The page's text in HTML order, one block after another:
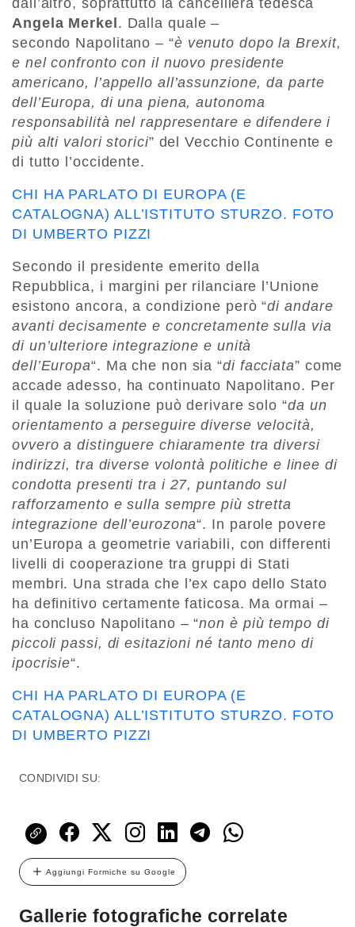
dall’altro, soprattutto la cancelliera tedesca
Angela Merkel . Dalla quale –
secondo Napolitano – “è venuto dopo la Brexit,
e nel confronto con il nuovo presidente
americano, l’appello all’assunzione, da parte
dell’Europa, di una piena, autonoma
responsabilità nel rappresentare e difendere i
più alti valori storici” del Vecchio Continente e
di tutto l’occidente.
CHI HA PARLATO DI EUROPA (E
CATALOGNA) ALL’ISTITUTO STURZO. FOTO
DI UMBERTO PIZZI
Secondo il presidente emerito della
Repubblica, i margini per rilanciare l’Unione
esistono ancora, a condizione però “di andare
avanti decisamente e concretamente sulla via
di un’ulteriore integrazione e unità
dell’Europa“. Ma che non sia “di facciata” come
accade adesso, ha continuato Napolitano. Per
il quale la soluzione può derivare solo “da un
orientamento a perseguire diverse velocità,
ovvero a distinguere chiaramente tra diversi
indirizzi, tra diverse volontà politiche e linee di
condotta presenti tra i 27, puntando sul
rafforzamento e sulla sempre più stretta
integrazione dell’eurozona“. In parole povere
un’Europa a geometrie variabili, con differenti
livelli di cooperazione tra gruppi di Stati
membri. Una strada che l’ex capo dello Stato
ha definitivo certamente faticosa. Ma ormai –
ha concluso Napolitano – “non è più tempo di
piccoli passi, di esitazioni né tanto meno di
ipocrisie“.
CHI HA PARLATO DI EUROPA (E
CATALOGNA) ALL’ISTITUTO STURZO. FOTO
DI UMBERTO PIZZI
CONDIVIDI SU:
Aggiungi Formiche su Google
Gallerie fotografiche correlate